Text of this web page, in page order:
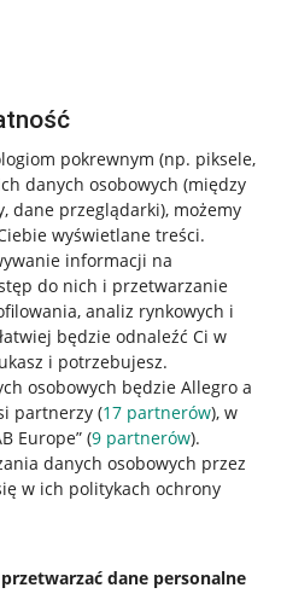
pokrewnym (np. piksele,
danych osobowych (między
dane przeglądarki), możemy
wyświetlane treści.
informacji na
do nich i przetwarzanie
analiz rynkowych i
będzie odnaleźć Ci w
i potrzebujesz.
osobowych będzie Allegro a
partnerzy (17 partnerów), w
Europe” (9 partnerów).
danych osobowych przez
w ich politykach ochrony
dane personalne